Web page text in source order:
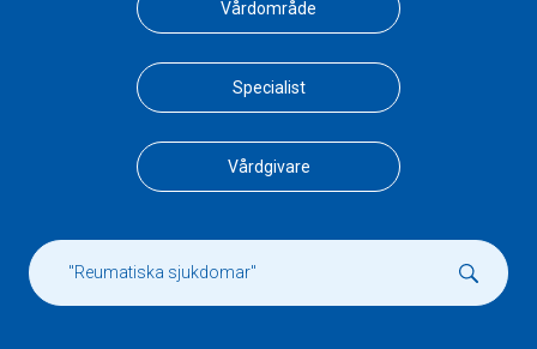
Vårdområde
Specialist
Vårdgivare